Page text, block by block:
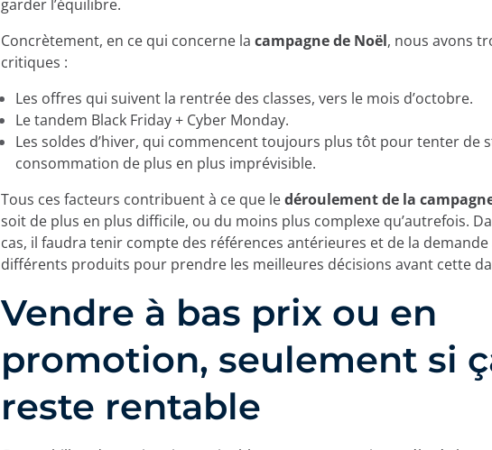
garder l’équilibre.
Concrètement, en ce qui concerne la campagne de Noël, nous avons
critiques :
Les offres qui suivent la rentrée des classes, vers le mois d’octobre.
Le tandem Black Friday + Cyber Monday.
Les soldes d’hiver, qui commencent toujours plus tôt pour tenter de
consommation de plus en plus imprévisible.
Tous ces facteurs contribuent à ce que ledéroulementde la
soit de plus en plus difficile, ou du moins plus complexe qu’autrefois.
cas, il faudra tenir compte des références antérieures et de la demande
différents produits pour prendre les meilleures décisions avant cette
Vendre à bas prix ou en
promotion, seulement si
reste rentable